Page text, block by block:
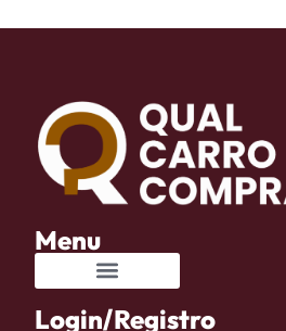
Menu
Login/Registro